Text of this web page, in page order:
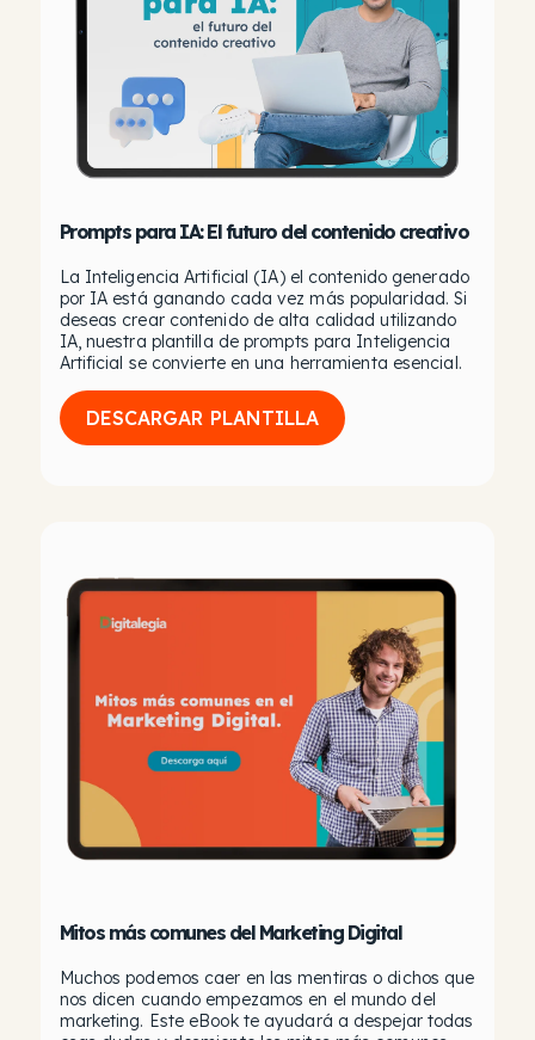
Prompts para IA: El futuro del contenido creativo
La Inteligencia Artificial (IA) el contenido generado
por IA está ganando cada vez más popularidad. Si
deseas crear contenido de alta calidad utilizando
IA, nuestra plantilla de prompts para Inteligencia
Artificial se convierte en una herramienta esencial.
DESCARGAR PLANTILLA
Mitos más comunes del Marketing Digital
Muchos podemos caer en las mentiras o dichos que
nos dicen cuando empezamos en el mundo del
marketing. Este eBook te ayudará a despejar todas